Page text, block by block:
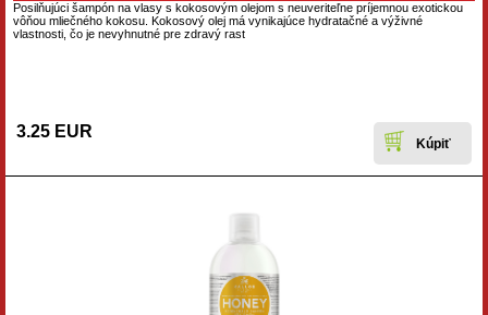
Posilňujúci šampón na vlasy s kokosovým olejom s neuveriteľne príjemnou exotickou
vôňou mliečného kokosu. Kokosový olej má vynikajúce hydratačné a výživné
vlastnosti, čo je nevyhnutné pre zdravý rast
3.25 EUR